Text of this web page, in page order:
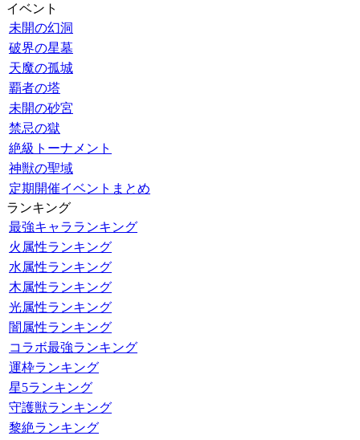
イベント
未開の幻洞
破界の星墓
天魔の孤城
覇者の塔
未開の砂宮
禁忌の獄
絶級トーナメント
神獣の聖域
定期開催イベントまとめ
ランキング
最強キャラランキング
火属性ランキング
水属性ランキング
木属性ランキング
光属性ランキング
闇属性ランキング
コラボ最強ランキング
運枠ランキング
星5ランキング
守護獣ランキング
黎絶ランキング